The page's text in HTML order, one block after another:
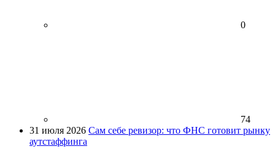
0
74
31 июля 2026 Сам себе ревизор: что ФНС готовит рынку
аутстаффинга